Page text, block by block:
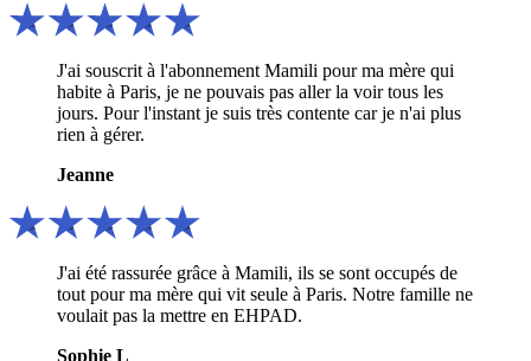
J'ai souscrit à l'abonnement Mamili pour ma mère qui
habite à Paris, je ne pouvais pas aller la voir tous les
jours. Pour l'instant je suis très contente car je n'ai plus
rien à gérer.
Jeanne
J'ai été rassurée grâce à Mamili, ils se sont occupés de
tout pour ma mère qui vit seule à Paris. Notre famille ne
voulait pas la mettre en EHPAD.
Sophie L